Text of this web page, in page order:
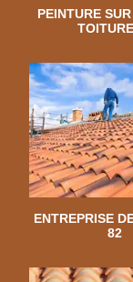
PEINTURE
ENTREPRISE
82